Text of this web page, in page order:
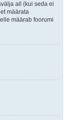
all (kui seda ei
määrata
määrab foorumi